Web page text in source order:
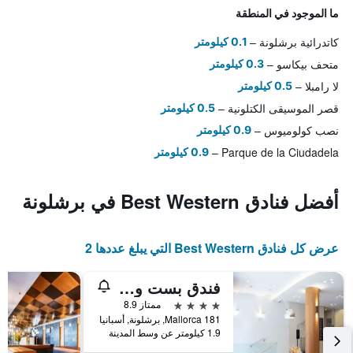
ما الموجود في المنطقة
كاتدرائية برشلونة 0.1 كيلومتر
متحف بيكاسو 0.3 كيلومتر
لا رامبلا 0.5 كيلومتر
قصر الموسيقى الكتلونية 0.5 كيلومتر
نصب كولوميوس 0.9 كيلومتر
Parque de la Ciudadela 0.9 كيلومتر
أفضل فنادق Best Western في برشلونة
عرض كل فنادق Best Western التي يبلغ عددها 2
فندق بست وسترن بريميير دانتي
4 نجوم
ممتاز 8.9
Mallorca 181, برشلونة, أسبانيا
1.9 كيلومتر عن وسط المدينة